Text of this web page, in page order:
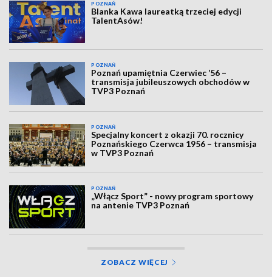
POZNAŃ
Blanka Kawa laureatką trzeciej edycji
TalentAsów!
POZNAŃ
Poznań upamiętnia Czerwiec ’56 –
transmisja jubileuszowych obchodów w
TVP3 Poznań
POZNAŃ
Specjalny koncert z okazji 70. rocznicy
Poznańskiego Czerwca 1956 – transmisja
w TVP3 Poznań
POZNAŃ
„Włącz Sport” - nowy program sportowy
na antenie TVP3 Poznań
ZOBACZ WIĘCEJ